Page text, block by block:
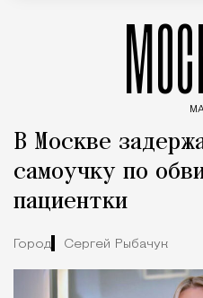
В Москве
самоучку по
пациентки
Город Сергей Рыбачук